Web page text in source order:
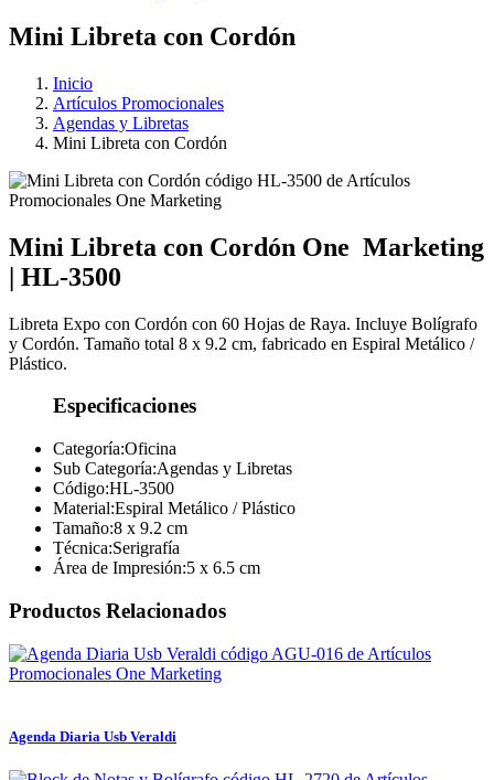
Mini Libreta con Cordón
Inicio
Artículos Promocionales
Agendas y Libretas
Mini Libreta con Cordón
Mini Libreta con Cordón One Marketing
| HL-3500
Libreta Expo con Cordón con 60 Hojas de Raya. Incluye Bolígrafo
y Cordón. Tamaño total 8 x 9.2 cm, fabricado en Espiral Metálico /
Plástico.
Especificaciones
Categoría:Oficina
Sub Categoría:Agendas y Libretas
Código:HL-3500
Material:Espiral Metálico / Plástico
Tamaño:8 x 9.2 cm
Técnica:Serigrafía
Área de Impresión:5 x 6.5 cm
Productos Relacionados
Agenda Diaria Usb Veraldi